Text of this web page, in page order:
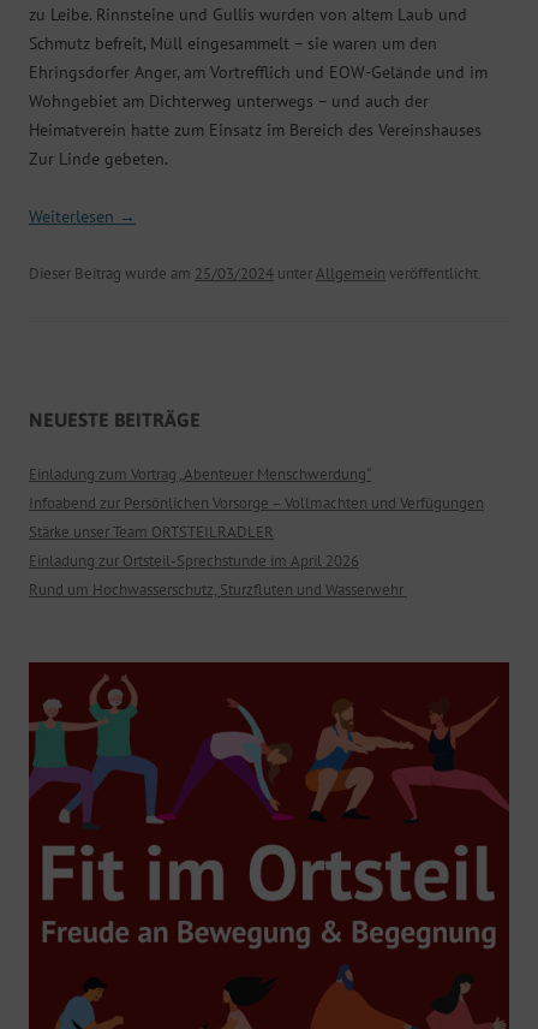
zu Leibe. Rinnsteine und Gullis wurden von altem Laub und
Schmutz befreit, Müll eingesammelt – sie waren um den
Ehringsdorfer Anger, am Vortrefflich und EOW-Gelände und im
Wohngebiet am Dichterweg unterwegs – und auch der
Heimatverein hatte zum Einsatz im Bereich des Vereinshauses
Zur Linde gebeten.
Weiterlesen →
Dieser Beitrag wurde am 25/03/2024 unterAllgemein veröffentlicht.
NEUESTE BEITRÄGE
Einladung zum Vortrag „Abenteuer Menschwerdung“
Infoabend zur Persönlichen Vorsorge – Vollmachten und Verfügungen
Stärke unser Team ORTSTEILRADLER
Einladung zur Ortsteil-Sprechstunde im April 2026
Rund um Hochwasserschutz, Sturzfluten und Wasserwehr